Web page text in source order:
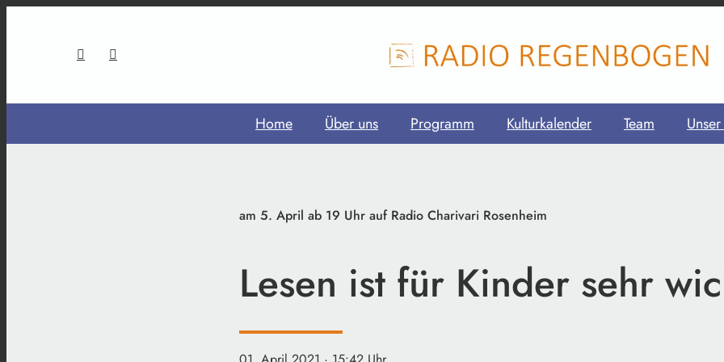
Home Über uns Programm Kulturkalender Team
am 5. April ab 19 Uhr auf Radio Charivari Rosenheim
Lesen ist für Kinder sehr